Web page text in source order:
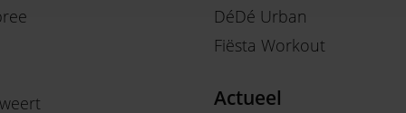
DéDé Urban
Fiësta Workout
Actueel